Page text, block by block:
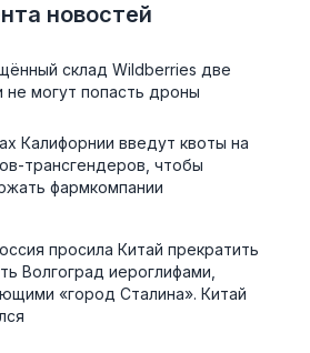
новостей
склад Wildberries две
не могут попасть дроны
Калифорнии введут квоты на
трансгендеров, чтобы
фармкомпании
просила Китай прекратить
Волгоград иероглифами,
«город Сталина». Китай